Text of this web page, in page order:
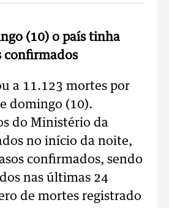
(10) o país tinha
confirmados
a 11.123 mortes por
domingo (10).
do Ministério da
no início da noite,
confirmados, sendo
nas últimas 24
de mortes registrado